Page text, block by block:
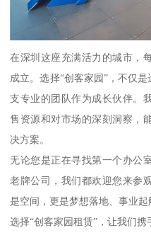
在深圳这座充满活力的城市，
成立。选择“创客家园”，不仅
支专业的团队作为成长伙伴。
售资源和对市场的深刻洞察，
决方案。
无论您是正在寻找第一个办公
老牌公司，我们都欢迎您来参
是空间，更是梦想落地、事业起
选择“创客家园租赁”，让我们携